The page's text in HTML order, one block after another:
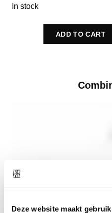
Deze website maakt
In stock
ADD TO CART